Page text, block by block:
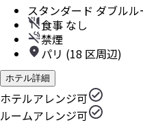
スタンダード ダブルル
食事 なし
禁煙
パリ (18 区周辺)
ホテル詳細
ホテルアレンジ可
ルームアレンジ可